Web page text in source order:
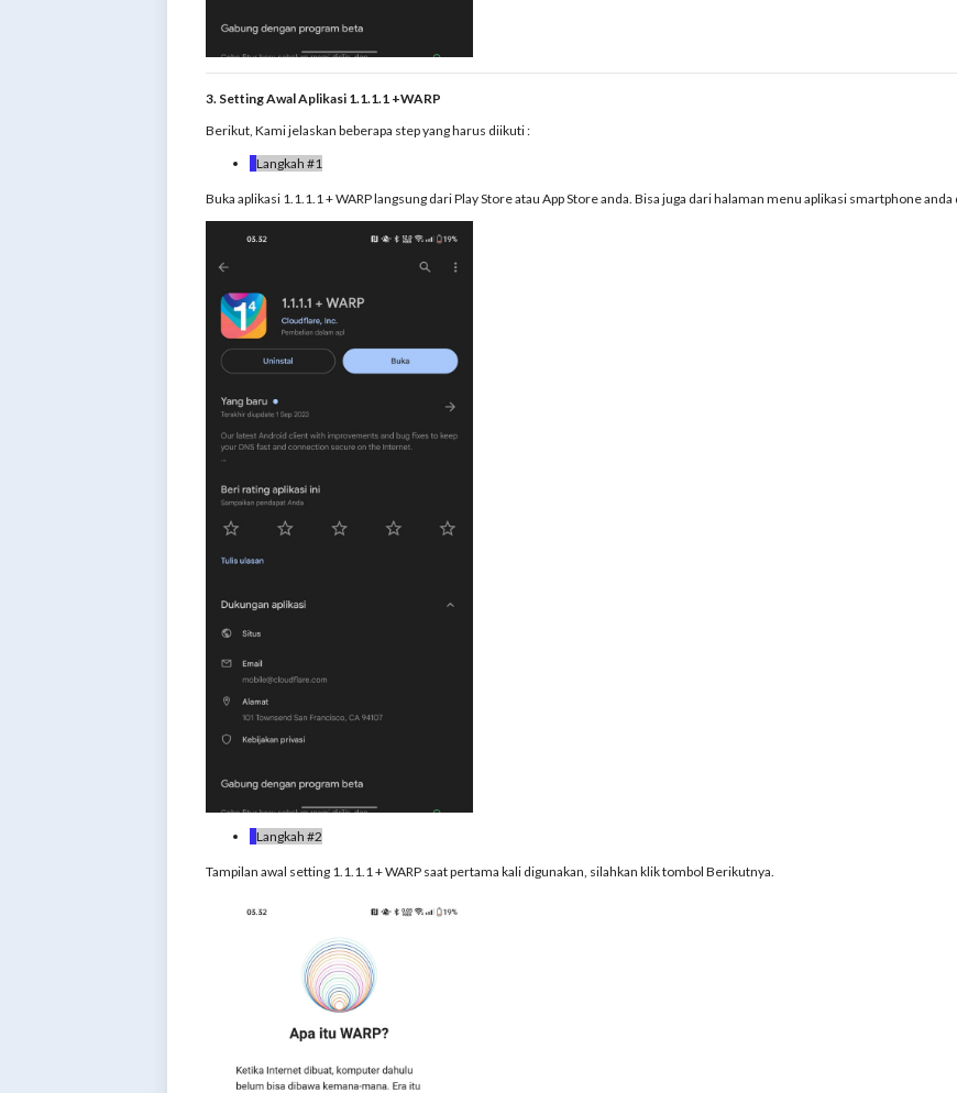
3. Setting Awal Aplikasi 1.1.1.1 +WARP
Berikut, Kami jelaskan beberapa step yang harus diikuti :
Langkah #1
Buka aplikasi 1.1.1.1 + WARP langsung dari Play Store atau App Store anda. Bisa juga dari halaman menu aplikasi smartphone
Langkah #2
Tampilan awal setting 1.1.1.1 + WARP saat pertama kali digunakan, silahkan klik tombol Berikutnya.